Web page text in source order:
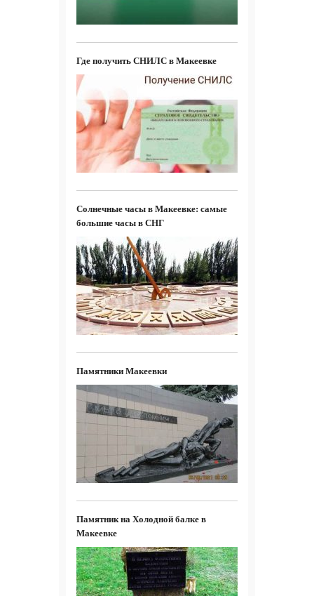
Где получить СНИЛС в Макеевке
Солнечные часы в Макеевке: самые
большие часы в СНГ
Памятники Макеевки
Памятник на Холодной балке в
Макеевке